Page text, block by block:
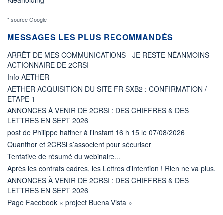
* source Google
MESSAGES LES PLUS RECOMMANDÉS
ARRÊT DE MES COMMUNICATIONS - JE RESTE NÉANMOINS
ACTIONNAIRE DE 2CRSI
Info AETHER
AETHER ACQUISITION DU SITE FR SXB2 : CONFIRMATION /
ETAPE 1
ANNONCES À VENIR DE 2CRSI : DES CHIFFRES & DES
LETTRES EN SEPT 2026
post de Philippe haffner à l'instant 16 h 15 le 07/08/2026
Quanthor et 2CRSi s’associent pour sécuriser
Tentative de résumé du webinaire...
Après les contrats cadres, les Lettres d'intention ! Rien ne va plus.
ANNONCES À VENIR DE 2CRSI : DES CHIFFRES & DES
LETTRES EN SEPT 2026
Page Facebook « project Buena Vista »